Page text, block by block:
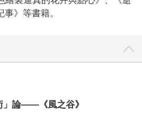
》等書籍。
」論——《風之谷》